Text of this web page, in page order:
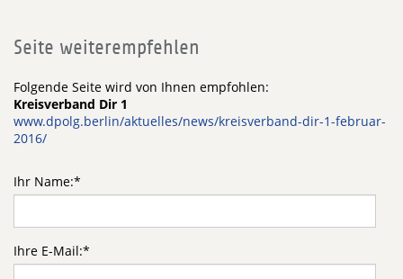
Seite weiterempfehlen
Folgende Seite wird von Ihnen empfohlen:
Kreisverband Dir 1
www.dpolg.berlin/aktuelles/news/kreisverband-dir-1-februar-
2016/
Ihr Name:*
Ihre E-Mail:*